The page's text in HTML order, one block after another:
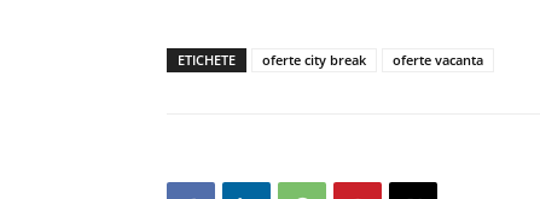
ETICHETE oferte city break oferte vacanta